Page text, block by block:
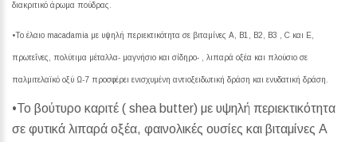
διακριτικό άρωμα πούδρας.
•Το έλαιο macadamia με υψηλή περιεκτικότητα σε βιταμίνες Α, Β1, Β2, Β3 , C και Ε,
πρωτεΐνες, πολύτιμα μέταλλα- μαγνήσιο και σίδηρο- , λιπαρά οξέα και πλούσιο σε
παλμιτελαϊκό οξύ Ω-7 προσφέρει ενισχυμένη αντιοξειδωτική δράση και ενυδατική δράση.
•Το βούτυρο καριτέ ( shea butter) με υψηλή περιεκτικότητα
σε φυτικά λιπαρά οξέα, φαινολικές ουσίες και βιταμίνες Α